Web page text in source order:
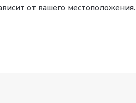
от вашего местоположения.